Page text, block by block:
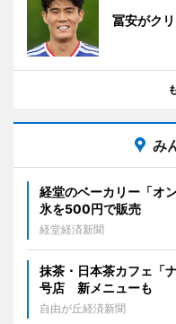
冨安がク
み
経堂のベーカリー「オ
氷を500円で販売
経堂経済新聞
抹茶・日本茶カフェ「
号店 新メニューも
自由が丘経済新聞